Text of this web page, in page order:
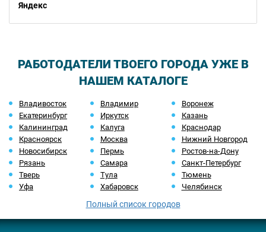
Яндекс
РАБОТОДАТЕЛИ ТВОЕГО ГОРОДА УЖЕ В
НАШЕМ КАТАЛОГЕ
Владивосток Владимир
Воронеж
Екатеринбург
Иркутск
Казань
Калининград
Калуга
Краснодар
Красноярск
Москва
Нижний Новгород
Новосибирск
Пермь
Ростов-на-Дону
Рязань
Самара
Санкт-Петербург
Тверь
Тула
Тюмень
Уфа
Хабаровск Челябинск
Полный список городов